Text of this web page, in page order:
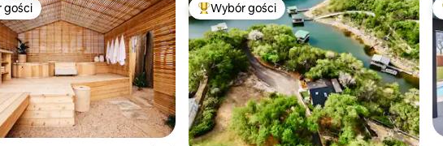
z kategorii Wybór gości
gości Najpopularniejsze z kategorii Wybór gości
Wybór gości